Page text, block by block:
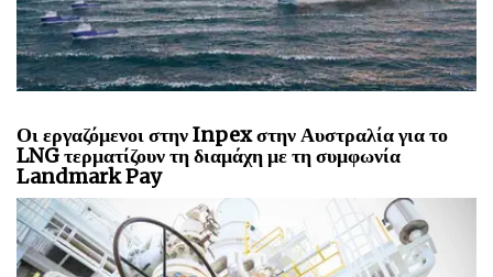
Οι εργαζόμενοι στην Inpex στην Αυστραλία για το
LNG τερματίζουν τη διαμάχη με τη συμφωνία
Landmark Pay